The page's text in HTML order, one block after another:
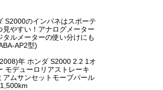
S2000のインパネはスポーテ
見やすい！アナログメーター
タルメーターの使い分けにも
AP2型)
年 ホンダ S2000 2.2 1オ
モデューロリアストレーキ
アムサンセットモーブパール